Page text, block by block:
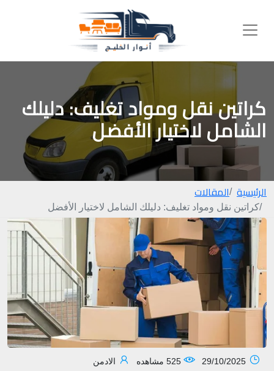
كراتين نقل ومواد تغليف: دليلك
الشامل لاختيار الأفضل
الرئيسية المقالات
كراتين نقل ومواد تغليف: دليلك الشامل لاختيار الأفضل
الادمن